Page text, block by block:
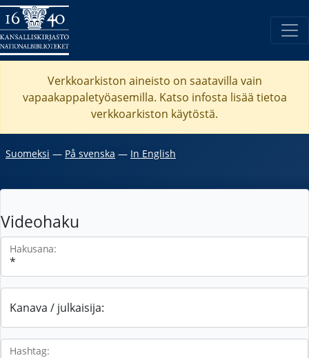
Verkkoarkiston aineisto on saatavilla vain
vapaakappaletyöasemilla. Katso infosta lisää tietoa
verkkoarkiston käytöstä.
Suomeksi ― På svenska ― In English
Videohaku
Hakusana:
Kanava / julkaisija:
Hashtag: